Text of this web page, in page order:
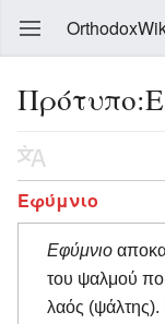
Εφύμνιο
Εφύμνιο
του ψαλμού
λαός